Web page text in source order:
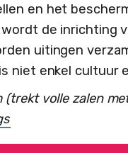
en het
de inrichting
uitingen
niet enkel cultuur
(trekt volle zalen